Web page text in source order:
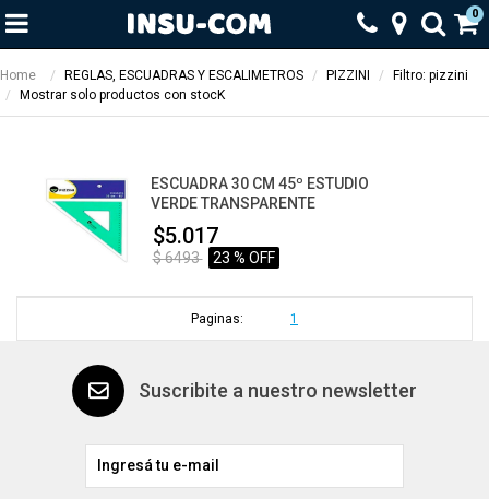
0
Home REGLAS, ESCUADRAS Y ESCALIMETROS PIZZINI
Filtro: pizzini
Mostrar solo productos con stocK
ESCUADRA 30 CM 45º ESTUDIO
VERDE TRANSPARENTE
$5.017
$ 6493 23 % OFF
Paginas: 1
Suscribite a nuestro newsletter